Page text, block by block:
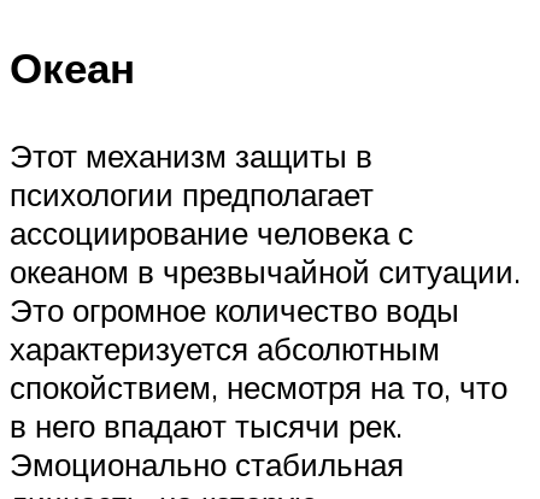
Океан
Этот механизм защиты в
психологии предполагает
ассоциирование человека с
океаном в чрезвычайной ситуации.
Это огромное количество воды
характеризуется абсолютным
спокойствием, несмотря на то, что
в него впадают тысячи рек.
Эмоционально стабильная